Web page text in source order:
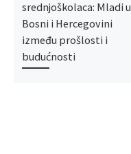
srednjoškolaca: Mladi u
Bosni i Hercegovini
između prošlosti i
budućnosti